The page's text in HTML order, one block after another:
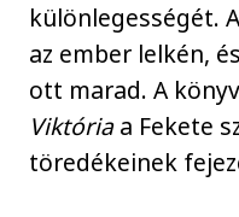
különlegességét.
az ember lelkén,
ott marad. A
Viktóriaa Fekete
töredékeinek